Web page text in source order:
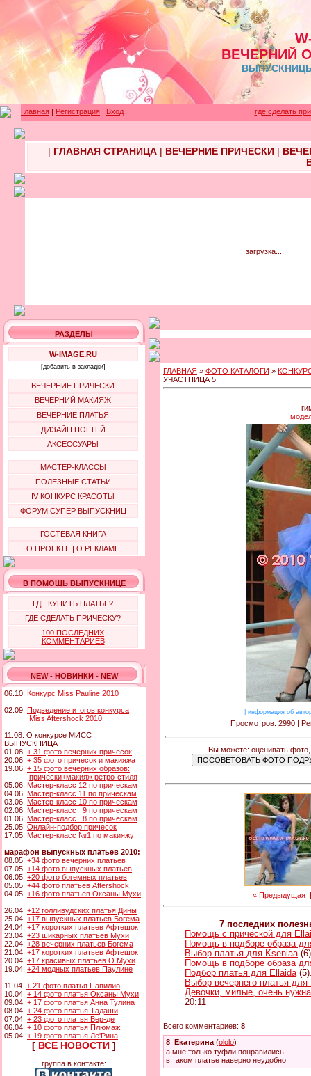
ВЕЧЕРНИЙ
Главная | Регистрация | Вход где сделать
| ГЛАВНАЯ СТРАНИЦА| ВЕЧЕРНИЕ ПРИЧЕСКИ|
загрузка...
РАЗДЕЛЫ
W-IMAGE.RU
[добавить в закладки]
ВЕЧЕРНИЕ ПРИЧЕСКИ
ВЕЧЕРНИЙ МАКИЯЖ
ВЕЧЕРНИЕ ПЛАТЬЯ
ДИЗАЙН НОГТЕЙ
АКСЕССУАРЫ
МАСТЕР-КЛАССЫ
ПОЛЕЗНЫЕ СТАТЬИ
IV КОНКУРС КРАСОТЫ
ФОРУМ СУПЕР ВЫПУСКНИЦ
ГОСТЕВАЯ КНИГА
О ПРОЕКТЕ | О РЕКЛАМЕ
В ПОМОЩЬ ВЫПУСКНИЦЕ
ГДЕ КУПИТЬ ПЛАТЬЕ?
ГДЕ СДЕЛАТЬ ПРИЧЕСКУ?
100 ПОСЛЕДНИХ
КОММЕНТАРИЕВ
NEW - НОВИНКИ - NEW
06.10. Конкурс Miss Pauline 2010
02.09. Подведение итогов конкурса
Miss Aftershock 2010
11.08. О конкурсе МИСС
ВЫПУСКНИЦА
01.08. + 31 фото вечерних причесок
20.06. + 35 фото причесок и макияжа
19.06. + 15 фото вечерних образов:
прически+макияж ретро-стиля
05.06. Мастер-класс 12 по прическам
04.06. Мастер-класс 11 по прическам
03.06. Мастер-класс 10 по прическам
02.06. Мастер-класс 9 по прическам
01.06. Мастер-класс 8 по прическам
25.05. Онлайн-подбор причесок
17.05. Мастер-класс №1 по макияжу
марафон выпускных платьев 2010:
08.05. +34 фото вечерних платьев
07.05. +14 фото выпускных платьев
06.05. +20 фото богемных платьев
05.05. +44 фото платьев Aftershock
04.05. +16 фото платьев Оксаны Мухи
26.04. +12 голливудских платья Дины
25.04. +17 выпускных платьев Богема
24.04. +17 коротких платьев Афтешок
23.04. +23 шикарных платьев Мухи
22.04. +28 вечерних платьев Богема
21.04. +17 коротких платьев Афтешок
20.04. +17 красивых платьев О.Мухи
19.04. +24 модных платьев Паулине
11.04. + 21 фото платья Папилио
10.04. + 14 фото платья Оксаны Мухи
09.04. + 17 фото платья Анна Тулина
08.04. + 24 фото платья Тадаши
07.04. + 23 фото платья Вер-де
06.04. + 10 фото платья Плюмаж
05.04. + 19 фото платья Ле'Рина
[ ВСЕ НОВОСТИ ]
группа в контакте:
ГЛАВНАЯ » ФОТО КАТАЛОГИ »
УЧАСТНИЦА 5
информация об
Просмотров: 2990 |
Вы можете: оценивать
« Предыдущая
7 последних
Помощь с причёской для
Помощь в подборе образа
Выбор платья для Kseniaa
Помощь в подборе образа
Подбор платья для Ellaida
Выбор вечернего платья для
Девочки, милые, очень
20:11
Всего комментариев: 8
8
Екатерина (ololo)
а мне только туфли понравились
в таком платье наверно неудобно